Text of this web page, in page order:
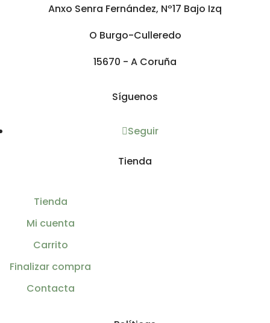
Anxo Senra Fernández, Nº17 Bajo Izq
O Burgo-Culleredo
15670 - A Coruña
Síguenos
Seguir
Tienda
Tienda
Mi cuenta
Carrito
Finalizar compra
Contacta